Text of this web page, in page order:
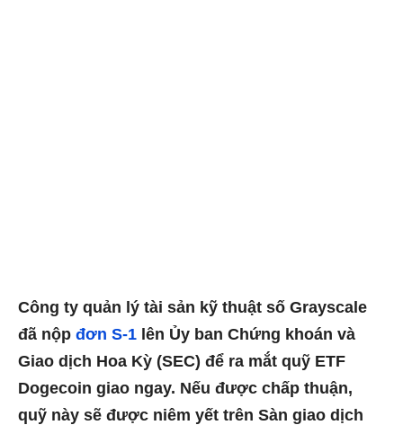
Công ty quản lý tài sản kỹ thuật số Grayscale
đã nộp đơn S-1 lên Ủy ban Chứng khoán và
Giao dịch Hoa Kỳ (SEC) để ra mắt quỹ ETF
Dogecoin giao ngay. Nếu được chấp thuận,
quỹ này sẽ được niêm yết trên Sàn giao dịch